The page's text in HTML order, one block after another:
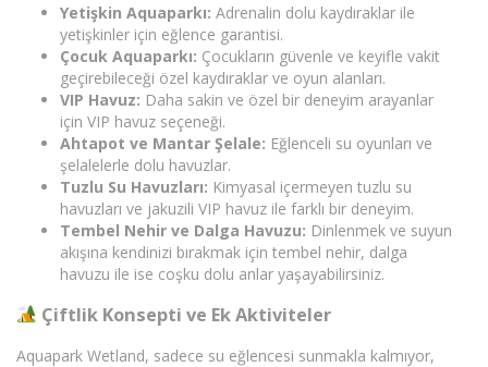
Yetişkin Aquaparkı: Adrenalin dolu kaydıraklar ile
yetişkinler için eğlence garantisi.
Çocuk Aquaparkı: Çocukların güvenle ve keyifle vakit
geçirebileceği özel kaydıraklar ve oyun alanları.
VIP Havuz: Daha sakin ve özel bir deneyim arayanlar
için VIP havuz seçeneği.
Ahtapot ve Mantar Şelale: Eğlenceli su oyunları ve
şelalelerle dolu havuzlar.
Tuzlu Su Havuzları: Kimyasal içermeyen tuzlu su
havuzları ve jakuzili VIP havuz ile farklı bir deneyim.
Tembel Nehir ve Dalga Havuzu: Dinlenmek ve suyun
akışına kendinizi bırakmak için tembel nehir, dalga
havuzu ile ise coşku dolu anlar yaşayabilirsiniz.
Çiftlik Konsepti ve Ek Aktiviteler
Aquapark Wetland, sadece su eğlencesi sunmakla kalmıyor,